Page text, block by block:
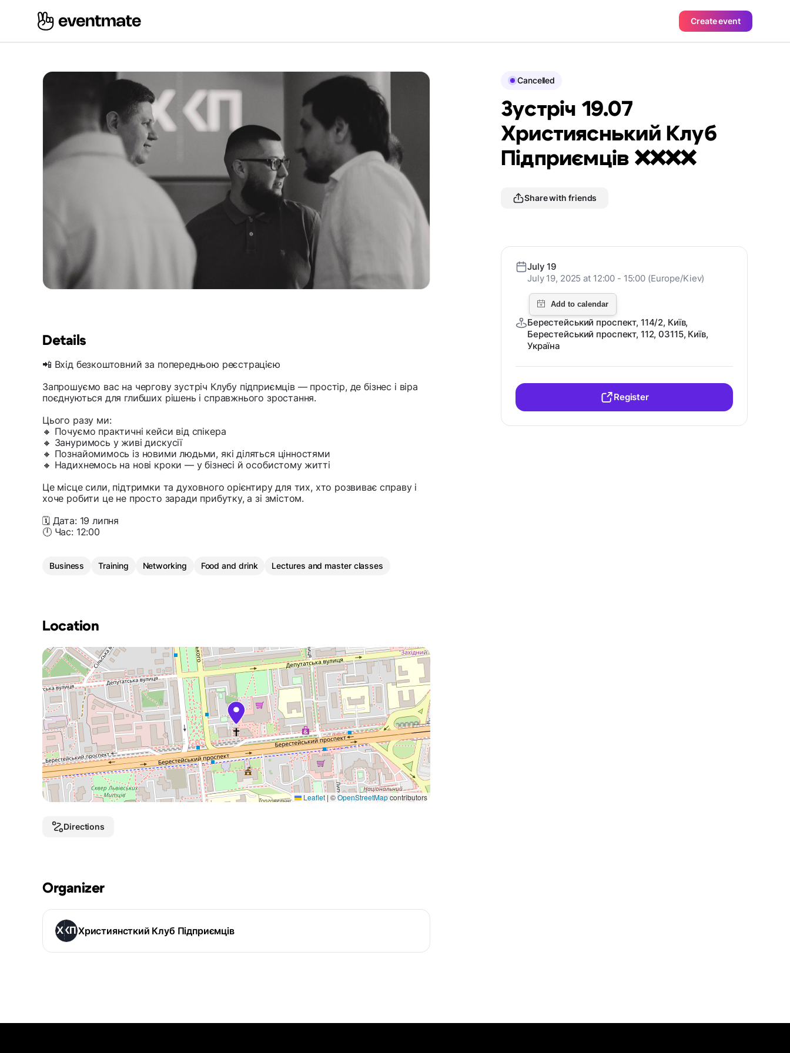
Create event
Details
📲 Вхід безкоштовний за попередньою реєстрацією
Запрошуємо вас на чергову зустріч Клубу підприємців — простір, де бізнес і віра
поєднуються для глибших рішень і справжнього зростання.
Цього разу ми:
🔸 Почуємо практичні кейси від спікера
🔸 Зануримось у живі дискусії
🔸 Познайомимось із новими людьми, які діляться цінностями
🔸 Надихнемось на нові кроки — у бізнесі й особистому житті
Це місце сили, підтримки та духовного орієнтиру для тих, хто розвиває справу і
хоче робити це не просто заради прибутку, а зі змістом.
🗓 Дата: 19 липня
🕛 Час: 12:00
Business Training Networking Food and drink Lectures and master classes
Location
Leaflet | ©OpenStreetMapcontributors
Directions
Organizer
Християнсткий Клуб Підприємців
Cancelled
Зустріч 19.07
Християснький Клуб
Підприємців ❌❌❌❌
Share with friends
July 19
July 19, 2025 at 12:00 - 15:00 (Europe/Kiev)
Берестейський проспект, 114/2, Київ,
Берестейський проспект, 112, 03115, Київ,
Україна
Register